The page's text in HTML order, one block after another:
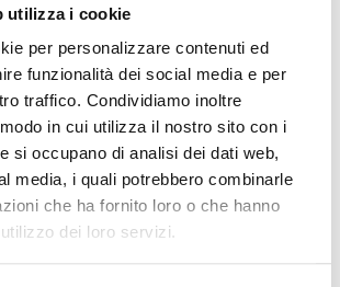
utilizza i cookie
per personalizzare contenuti ed
funzionalità dei social media e per
traffico. Condividiamo inoltre
in cui utilizza il nostro sito con i
si occupano di analisi dei dati web,
media, i quali potrebbero combinarle
che ha fornito loro o che hanno
dei loro servizi.
vacanza